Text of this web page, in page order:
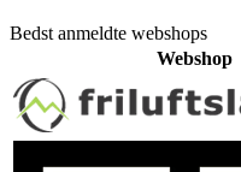
Bedst anmeldte webshops
Webshop